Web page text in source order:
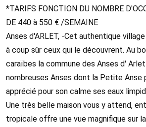
*TARIFS FONCTION DU NOMBRE
DE 440 à 550 € /SEMAINE
Anses d'ARLET, -Cet authentique
à coup sûr ceux qui le découvrent. Au
caraïbes la commune des Anses d'
nombreuses Anses dont la Petite Anse
apprécié pour son calme ses eaux
Une très belle maison vous y attend,
tropicale offre une vue magnifique sur